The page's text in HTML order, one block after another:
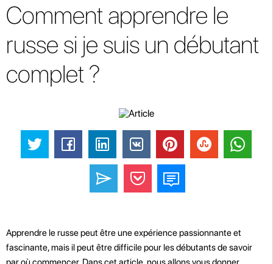
Comment apprendre le
russe si je suis un débutant
complet ?
Apprendre le russe peut être une expérience passionnante et
fascinante, mais il peut être difficile pour les débutants de savoir